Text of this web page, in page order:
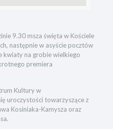
9.30 msza święta w Kościele
następnie w asyście pocztów
kwiaty na grobie wielkiego
premiera
Kultury w
uroczystości towarzyszące z
Kosiniaka-Kamysza oraz